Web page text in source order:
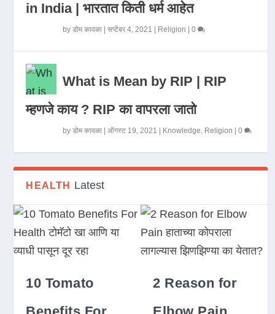
in India | भारतात किती धर्म आहेत
byडोम कावळा |सप्टेंबर 4, 2021 Religion |0
What is Mean by RIP | RIP
म्हणजे काय ? RIP का वापरला जातो
byडोम कावळा |ऑगस्ट 19, 2021 Knowledge, Religion |0
HEALTH Latest
10 Tomato
2 Reason for